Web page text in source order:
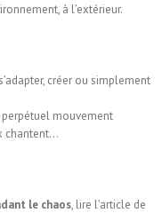
à l’extérieur.
créer ou simplement
perpétuel mouvement
chantent…
le chaos, lire l’article de